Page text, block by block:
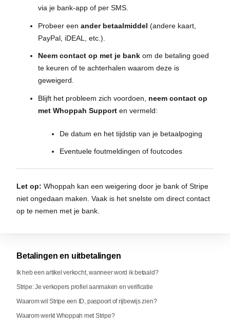
via je bank-app of per SMS.
Probeer een ander betaalmiddel (andere kaart,
PayPal, iDEAL, etc.).
Neem contact op met je bank om de betaling goed
te keuren of te achterhalen waarom deze is
geweigerd.
Blijft het probleem zich voordoen, neem contact op
met Whoppah Support en vermeld:
De datum en het tijdstip van je betaalpoging
Eventuele foutmeldingen of foutcodes
Let op: Whoppah kan een weigering door je bank of Stripe
niet ongedaan maken. Vaak is het snelste om direct contact
op te nemen met je bank.
Betalingen en uitbetalingen
Ik heb een artikel verkocht, wanneer word ik betaald?
Stripe: Je verkopers profiel aanmaken en verificatie
Waarom wil Stripe een ID, paspoort of rijbewijs zien?
Waarom werkt Whoppah met Stripe?